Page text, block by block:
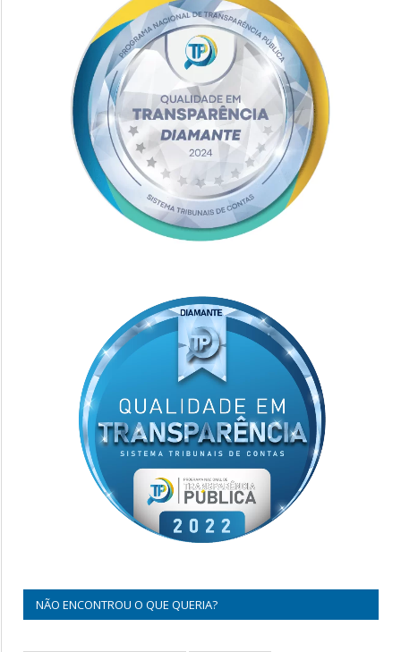
NÃO ENCONTROU O QUE QUERIA?